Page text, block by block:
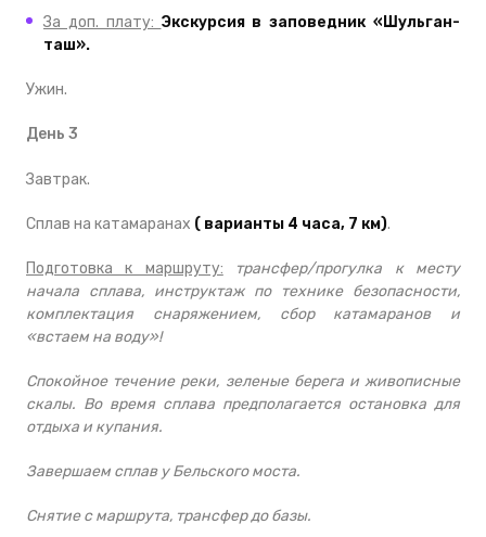
За доп. плату: Экскурсия в заповедник «Шульган-
таш».
Ужин.
День 3
Завтрак.
Сплав на катамаранах ( варианты 4 часа, 7 км).
Подготовка к маршруту: трансфер/прогулка к месту
начала сплава, инструктаж по технике безопасности,
комплектация снаряжением, сбор катамаранов и
«встаем на воду»!
Спокойное течение реки, зеленые берега и живописные
скалы. Во время сплава предполагается остановка для
отдыха и купания.
Завершаем сплав у Бельского моста.
Снятие с маршрута, трансфер до базы.